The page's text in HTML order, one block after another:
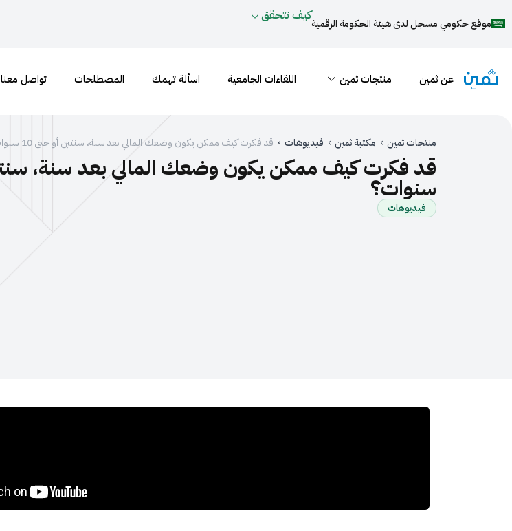
موقع حكومي مسجل لدى هيئة الحكومة الرقمية
كيف تتحقق
عن ثمين منتجات ثمين اللقاءات الجامعية اسألة تهمك المصطلحات تواصل معنا
منتجات ثمين › مكتبة ثمين › فيديوهات › قد فكرت كيف ممكن يكون وضعك المالي بعد سنة، سنتين أو حتى 10 سنوات؟
سنوات؟
فيديوهات